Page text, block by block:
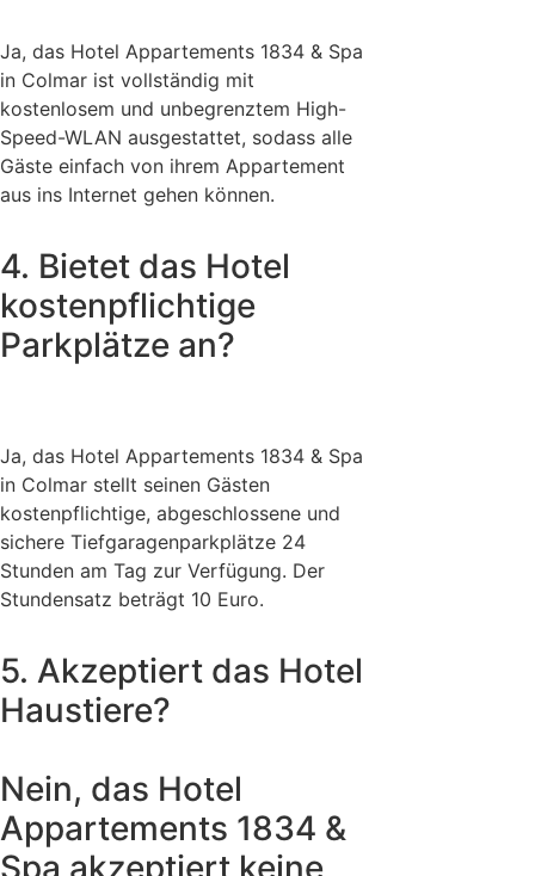
Ja, das Hotel Appartements 1834 & Spa
in Colmar ist vollständig mit
kostenlosem und unbegrenztem High-
Speed-WLAN ausgestattet, sodass alle
Gäste einfach von ihrem Appartement
aus ins Internet gehen können.
4. Bietet das Hotel
kostenpflichtige
Parkplätze an?
Ja, das Hotel Appartements 1834 & Spa
in Colmar stellt seinen Gästen
kostenpflichtige, abgeschlossene und
sichere Tiefgaragenparkplätze 24
Stunden am Tag zur Verfügung. Der
Stundensatz beträgt 10 Euro.
5. Akzeptiert das Hotel
Haustiere?
Nein, das Hotel
Appartements 1834 &
Spa akzeptiert keine